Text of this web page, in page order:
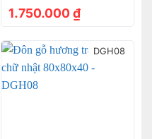
1.750.000 ₫
DGH08